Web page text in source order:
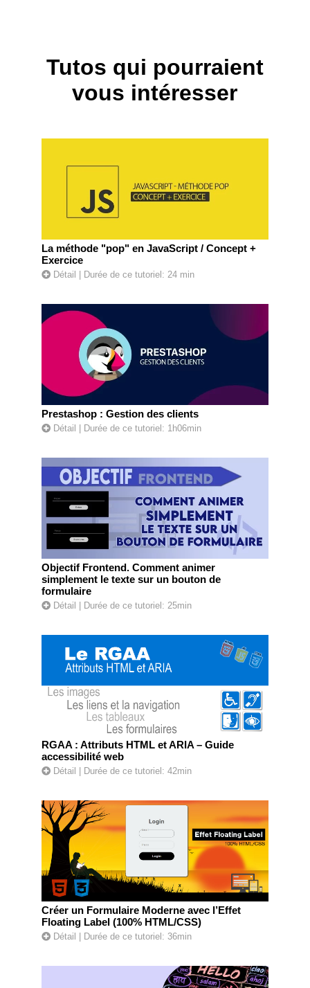
Tutos qui pourraient
vous intéresser
La méthode "pop" en JavaScript / Concept +
Exercice
Détail | Durée de ce tutoriel: 24 min
Prestashop : Gestion des clients
Détail | Durée de ce tutoriel: 1h06min
Objectif Frontend. Comment animer
simplement le texte sur un bouton de
formulaire
Détail | Durée de ce tutoriel: 25min
RGAA : Attributs HTML et ARIA – Guide
accessibilité web
Détail | Durée de ce tutoriel: 42min
Créer un Formulaire Moderne avec l’Effet
Floating Label (100% HTML/CSS)
Détail | Durée de ce tutoriel: 36min